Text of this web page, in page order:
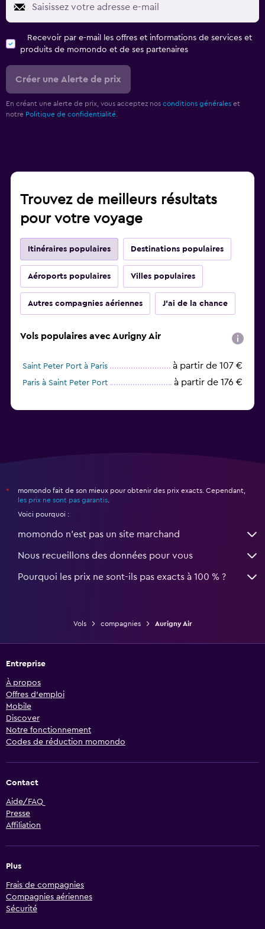
Recevoir par e-mail les offres et informations de services et
produits de momondo et de ses partenaires
Créer une Alerte de prix
En créant une alerte de prix, vous acceptez nos conditions générales et
notre Politique de confidentialité.
Trouvez de meilleurs résultats
pour votre voyage
Itinéraires populaires Destinations populaires
Aéroports populaires Villes populaires
Autres compagnies aériennes J'ai de la chance
Vols populaires avec Aurigny Air
Saint Peter Port à Paris à partir de 107 €
Paris à Saint Peter Port à partir de 176 €
*
momondo fait de son mieux pour obtenir des prix exacts. Cependant,
les prix ne sont pas garantis
Voici pourquoi :
momondo n'est pas un site marchand
Nous recueillons des données pour vous
Pourquoi les prix ne sont-ils pas exacts à 100 % ?
Vols compagnies Aurigny Air
Entreprise
À propos
Offres d’emploi
Mobile
Discover
Notre fonctionnement
Codes de réduction momondo
Contact
Aide/FAQ
Presse
Affiliation
Plus
Frais de compagnies
Compagnies aériennes
Sécurité